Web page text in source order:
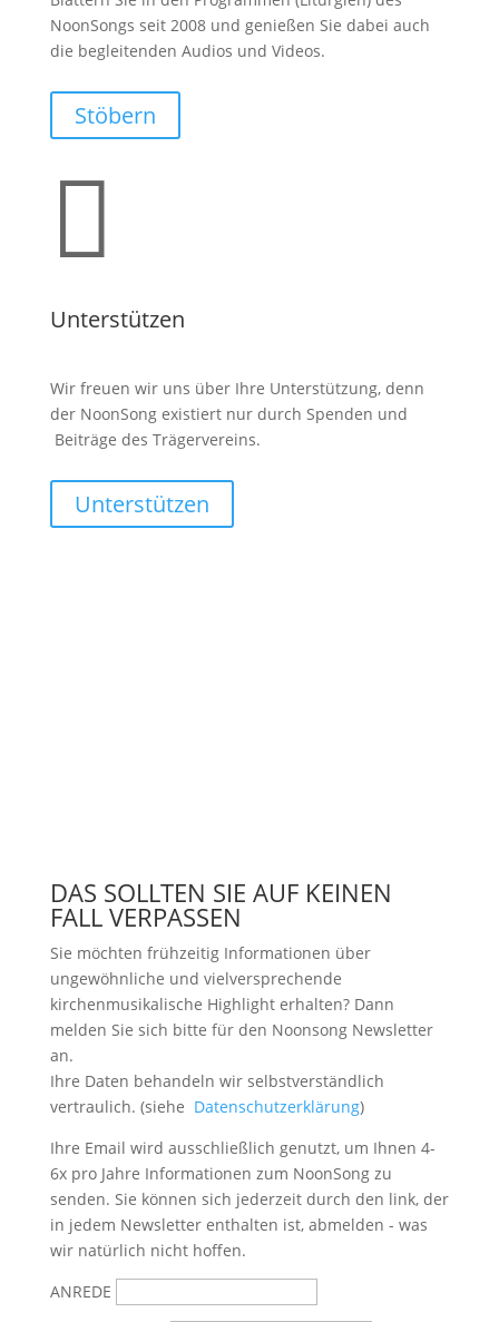
NoonSongs seit 2008 und genießen Sie dabei auch
die begleitenden Audios und Videos.
Stöbern

Unterstützen
Wir freuen wir uns über Ihre Unterstützung, denn
der NoonSong existiert nur durch Spenden und
Beiträge des Trägervereins.
Unterstützen
DAS SOLLTEN SIE AUF KEINEN
FALL VERPASSEN
Sie möchten frühzeitig Informationen über
ungewöhnliche und vielversprechende
kirchenmusikalische Highlight erhalten? Dann
melden Sie sich bitte für den Noonsong Newsletter
an.
Ihre Daten behandeln wir selbstverständlich
vertraulich. (siehe Datenschutzerklärung)
Ihre Email wird ausschließlich genutzt, um Ihnen 4-
6x pro Jahre Informationen zum NoonSong zu
senden. Sie können sich jederzeit durch den link, der
in jedem Newsletter enthalten ist, abmelden - was
wir natürlich nicht hoffen.
ANREDE